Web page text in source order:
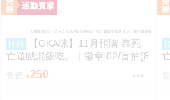
預購
【OKA咪】11月預購 靠死
亡遊戲混飯吃。｜徽章 02/盲抽(8
種)(官方&新繪插畫) 隨機一款
250